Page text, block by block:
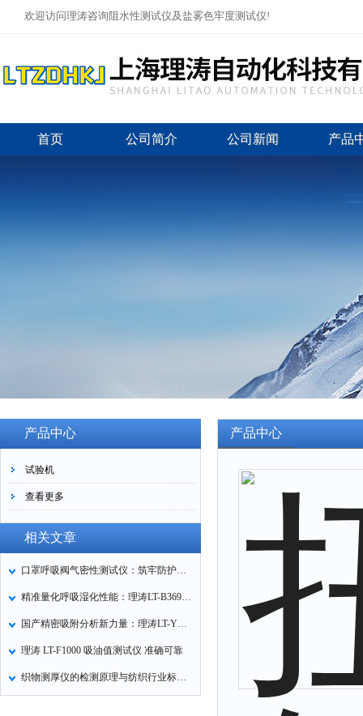
欢迎访问理涛咨询阻水性测试仪及盐雾色牢度测试仪!
首页 公司简介 公司新闻 产品
产品中心
试验机
查看更多
相关文章
口罩呼吸阀气密性测试仪：筑牢防护口罩的质量关卡
精准量化呼吸湿化性能：理涛LT-B369湿化器数据采集装置技术解析
国产精密吸附分析新力量：理涛LT-Y019A全自动高压吸附仪的性能与应用解析
理涛 LT-F1000 吸油值测试仪 准确可靠
织物测厚仪的检测原理与纺织行业标准化应用
产品中心